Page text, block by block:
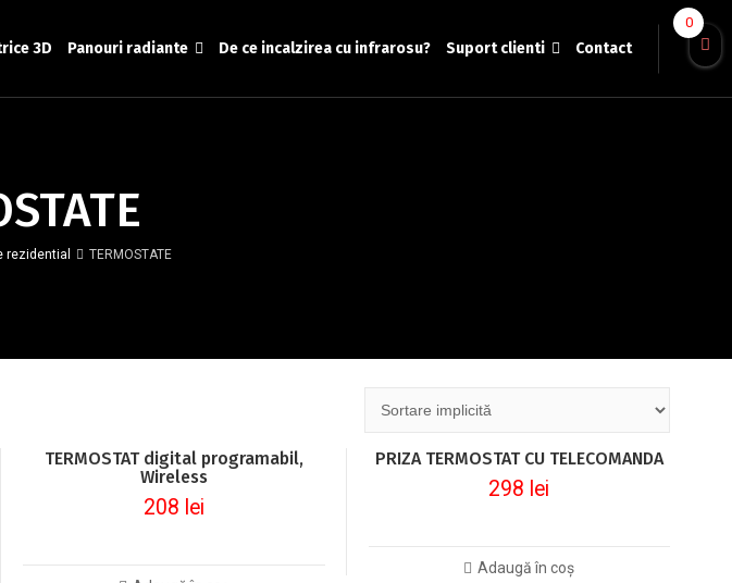
3D Panouri radiante De ce incalzirea cu infrarosu? Suport clienti Contact
rezidential TERMOSTATE
TERMOSTAT digital programabil,
Wireless
208 lei
PRIZA TERMOSTAT CU TELECOMANDA
298 lei
Adaugă în coș
0